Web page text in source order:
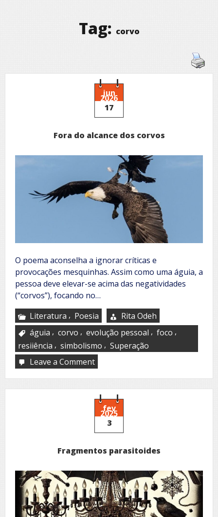
Tag: corvo
jun
2026
17
Fora do alcance dos corvos
O poema aconselha a ignorar críticas e
provocações mesquinhas. Assim como uma águia, a
pessoa deve elevar-se acima das negatividades
(“corvos”), focando no…
Literatura , Poesia
Rita Odeh
águia , corvo , evolução pessoal , foco ,
resiiência , simbolismo , Superação
Leave a Commenton
do
alcance
dos
corvos
fev
2025
3
Fragmentos parasitoides